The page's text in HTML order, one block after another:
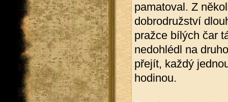
pamatoval. Z
dobrodružství
pražce bílých čar
nedohlédl na
přejít, každý
hodinou.